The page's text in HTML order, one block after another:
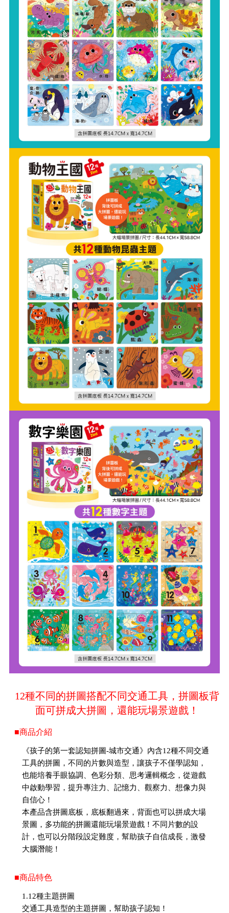
12種不同的拼圖搭配不同交通工具，拼圖板背
面可拼成大拼圖，還能玩場景遊戲！
■商品介紹
《孩子的第一套認知拼圖-城市交通》內含12種不同交通
工具的拼圖，不同的片數與造型，讓孩子不僅學認知，
也能培養手眼協調、色彩分類、思考邏輯概念，從遊戲
中啟動學習，提升專注力、記憶力、觀察力、想像力與
自信心！
本產品含拼圖底板，底板翻過來，背面也可以拼成大場
景圖，多功能的拼圖還能玩場景遊戲！不同片數的設
計，也可以分階段設定難度，幫助孩子自信成長，激發
大腦潛能！
■商品特色
1.12種主題拼圖
交通工具造型的主題拼圖，幫助孩子認知！